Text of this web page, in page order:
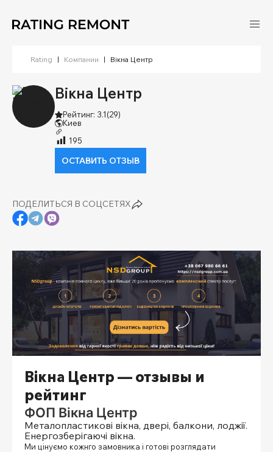
Rating | Компании | Вікна Центр
Вікна Центр
Рейтинг: 3.1(29)
Киев
195
ОСТАВИТЬ ОТЗЫВ
ПОДЕЛИТЬСЯ В СОЦСЕТЯХ
Вікна Центр — отзывы и
рейтинг
ФОП Вікна Центр
Металопластикові вікна, двері, балкони, лоджії.
Енергозберігаючі вікна.
Ми цінуємо кожнго замовника і готові розглядати